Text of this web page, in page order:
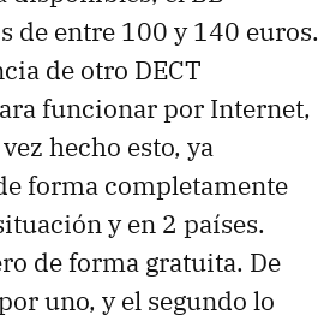
de entre 100 y 140 euros.
de otro DECT
funcionar por Internet,
hecho esto, ya
forma completamente
y en 2 países.
de forma gratuita. De
uno, y el segundo lo